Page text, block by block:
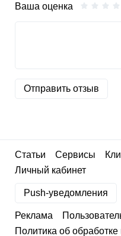
Ваша оценка
Отправить отзыв
Статьи Сервисы
Личный кабинет
Push-уведомления
Реклама
Политика об